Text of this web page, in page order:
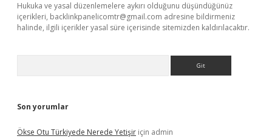
Hukuka ve yasal düzenlemelere aykırı olduğunu düşündüğünüz
içerikleri, backlinkpanelicomtr@gmail.com adresine bildirmeniz
halinde, ilgili içerikler yasal süre içerisinde sitemizden kaldırılacaktır.
Son yorumlar
Ökse Otu Türkiyede Nerede Yetişir için admin